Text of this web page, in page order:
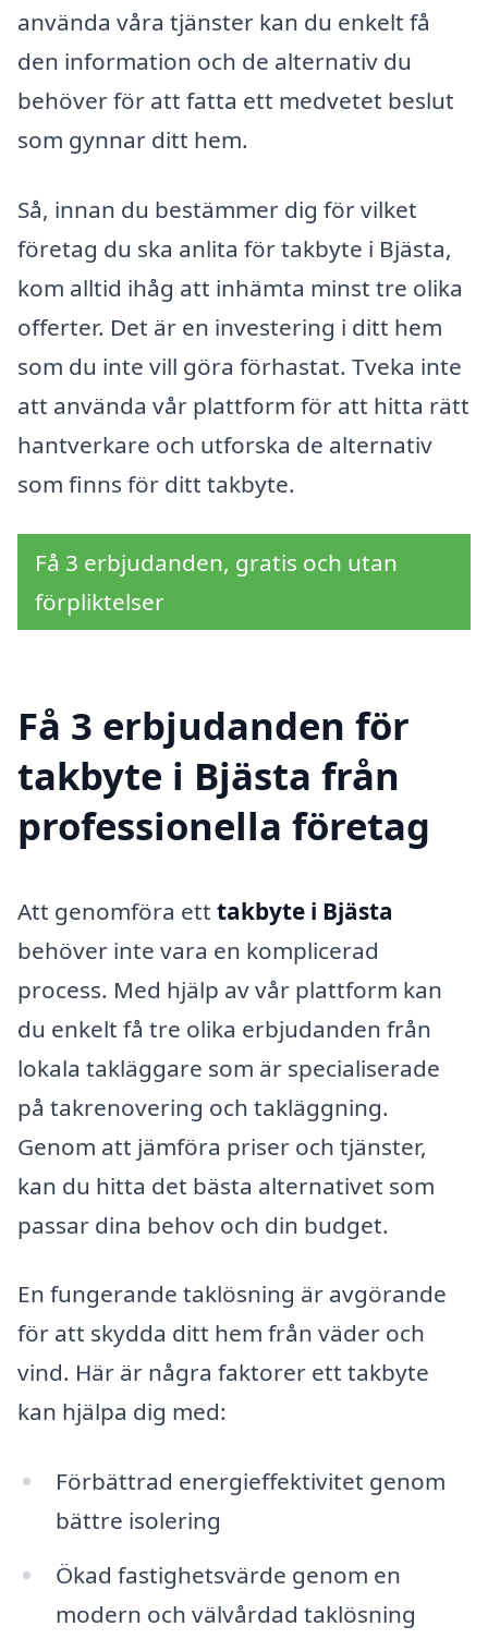
använda våra tjänster kan du enkelt få
den information och de alternativ du
behöver för att fatta ett medvetet beslut
som gynnar ditt hem.
Så, innan du bestämmer dig för vilket
företag du ska anlita för takbyte i Bjästa,
kom alltid ihåg att inhämta minst tre olika
offerter. Det är en investering i ditt hem
som du inte vill göra förhastat. Tveka inte
att använda vår plattform för att hitta rätt
hantverkare och utforska de alternativ
som finns för ditt takbyte.
Få 3 erbjudanden, gratis och utan
förpliktelser
Få 3 erbjudanden för
takbyte i Bjästa från
professionella företag
Att genomföra ett takbyte i Bjästa
behöver inte vara en komplicerad
process. Med hjälp av vår plattform kan
du enkelt få tre olika erbjudanden från
lokala takläggare som är specialiserade
på takrenovering och takläggning.
Genom att jämföra priser och tjänster,
kan du hitta det bästa alternativet som
passar dina behov och din budget.
En fungerande taklösning är avgörande
för att skydda ditt hem från väder och
vind. Här är några faktorer ett takbyte
kan hjälpa dig med:
Förbättrad energieffektivitet genom
bättre isolering
Ökad fastighetsvärde genom en
modern och välvårdad taklösning